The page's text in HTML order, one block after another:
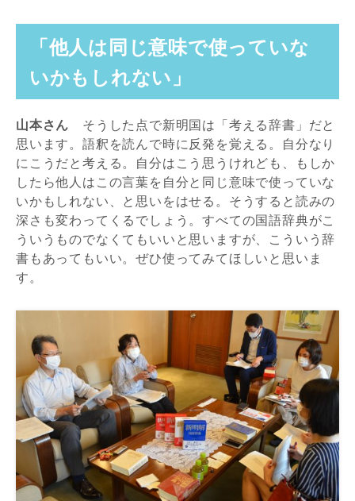
「他人は同じ意味で使っていな
いかもしれない」
山本さん そうした点で新明国は「考える辞書」だと
思います。語釈を読んで時に反発を覚える。自分なり
にこうだと考える。自分はこう思うけれども、もしか
したら他人はこの言葉を自分と同じ意味で使っていな
いかもしれない、と思いをはせる。そうすると読みの
深さも変わってくるでしょう。すべての国語辞典がこ
ういうものでなくてもいいと思いますが、こういう辞
書もあってもいい。ぜひ使ってみてほしいと思いま
す。